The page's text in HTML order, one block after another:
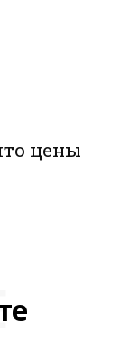
цены